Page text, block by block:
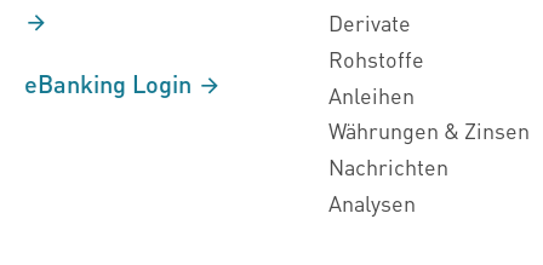
eBanking Login
Derivate
Rohstoffe
Anleihen
Währungen & Zinsen
Nachrichten
Analysen